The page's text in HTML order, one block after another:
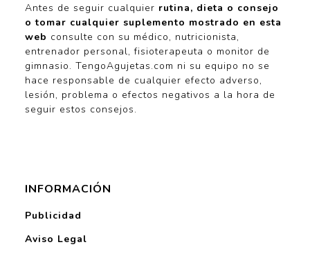
Antes de seguir cualquier rutina, dieta o consejo
o tomar cualquier suplemento mostrado en esta
web consulte con su médico, nutricionista,
entrenador personal, fisioterapeuta o monitor de
gimnasio. TengoAgujetas.com ni su equipo no se
hace responsable de cualquier efecto adverso,
lesión, problema o efectos negativos a la hora de
seguir estos consejos.
INFORMACIÓN
Publicidad
Aviso Legal